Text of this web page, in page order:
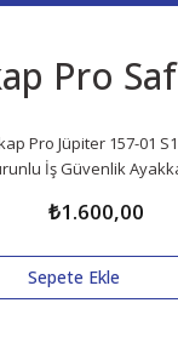
Pro
Pro Jüpiter 157-01
İş Güvenlik
₺1.600,00
Sepete Ekle